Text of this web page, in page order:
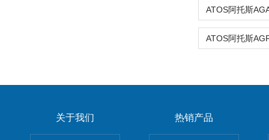
关于我们 热销产品